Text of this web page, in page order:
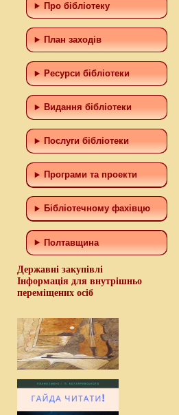
Про бібліотеку
План заходів
Ресурси бібліотеки
Видання бібліотеки
Послуги бібліотеки
Програми та проекти
Бiблiотечному фахiвцю
Полтавщина
Державні закупівлі
Інформація для внутрішньо
переміщених осіб